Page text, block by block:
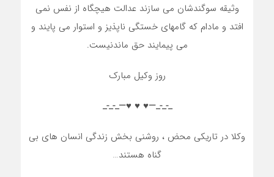
وثیقه سوگندشان می سازند عدالت هیچگاه از نفس نمی
افتد و مادام که گامهای خستگی ناپذیز و استوار می پایند و
می پیمایند حق ماندنیست.
روز وکیل مبارک
_-_-_—♥️ ♥️ ♥️—_-_-_
وکلا در تاریکی محض ، روشنی بخش زندگی انسان های بی
گناه هستند…